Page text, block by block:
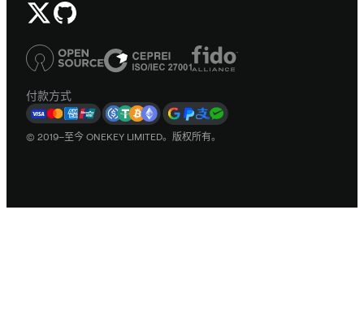
付款方式
© 2019–至今 ONEKEY LIMITED。版权所有。